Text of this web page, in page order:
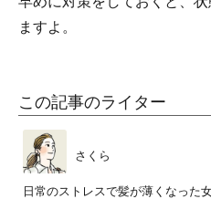
ますよ。
この記事のライター
さくら
日常のストレスで髪が薄くなった